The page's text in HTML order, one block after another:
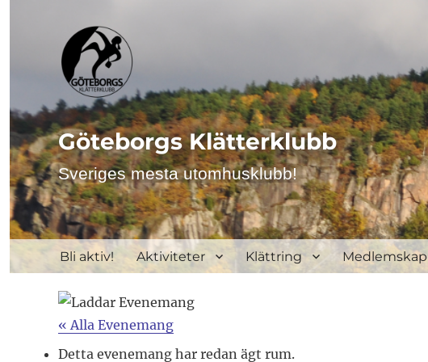
Göteborgs Klätterklubb
Sveriges mesta utomhusklubb!
Bli aktiv! Aktiviteter Klättring Medlemskap
« Alla Evenemang
Detta evenemang har redan ägt rum.